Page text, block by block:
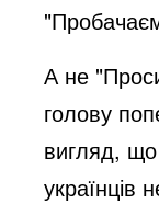
А не
голову
вигляд, що
українців